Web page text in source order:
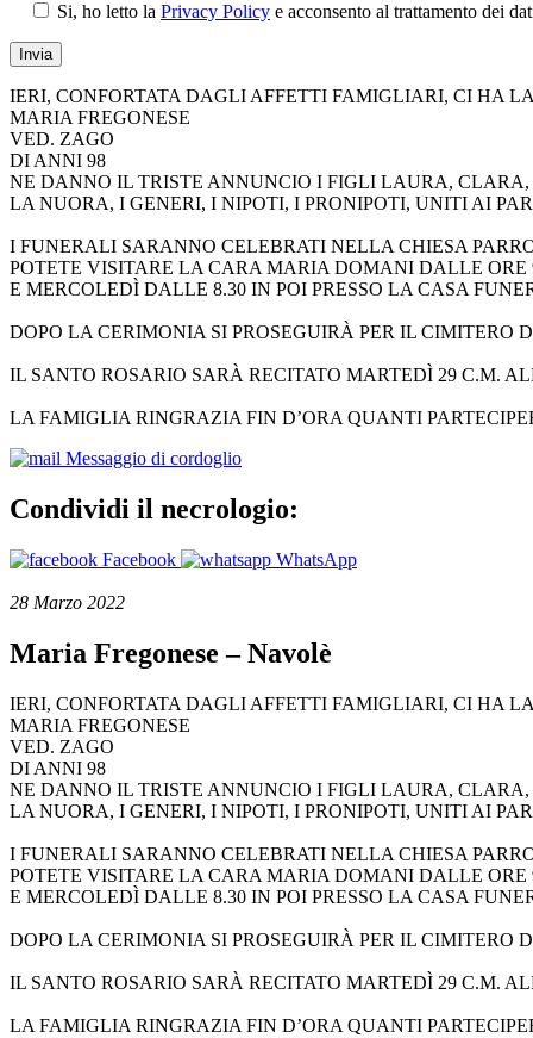
Si, ho letto la Privacy Policy e acconsento al trattamento dei
IERI, CONFORTATA DAGLI AFFETTI FAMIGLIARI, CI HA
MARIA FREGONESE
VED. ZAGO
DI ANNI 98
NE DANNO IL TRISTE ANNUNCIO I FIGLI LAURA, CLARA,
LA NUORA, I GENERI, I NIPOTI, I PRONIPOTI, UNITI AI
I FUNERALI SARANNO CELEBRATI NELLA CHIESA
POTETE VISITARE LA CARA MARIA DOMANI DALLE ORE
E MERCOLEDÌ DALLE 8.30 IN POI PRESSO LA CASA
DOPO LA CERIMONIA SI PROSEGUIRÀ PER IL CIMITERO
IL SANTO ROSARIO SARÀ RECITATO MARTEDÌ 29 C.M.
LA FAMIGLIA RINGRAZIA FIN D’ORA QUANTI
Messaggio di cordoglio
Condividi il necrologio:
Facebook WhatsApp
28 Marzo 2022
Maria Fregonese – Navolè
IERI, CONFORTATA DAGLI AFFETTI FAMIGLIARI, CI HA
MARIA FREGONESE
VED. ZAGO
DI ANNI 98
NE DANNO IL TRISTE ANNUNCIO I FIGLI LAURA, CLARA,
LA NUORA, I GENERI, I NIPOTI, I PRONIPOTI, UNITI AI
I FUNERALI SARANNO CELEBRATI NELLA CHIESA
POTETE VISITARE LA CARA MARIA DOMANI DALLE ORE
E MERCOLEDÌ DALLE 8.30 IN POI PRESSO LA CASA
DOPO LA CERIMONIA SI PROSEGUIRÀ PER IL CIMITERO
IL SANTO ROSARIO SARÀ RECITATO MARTEDÌ 29 C.M.
LA FAMIGLIA RINGRAZIA FIN D’ORA QUANTI